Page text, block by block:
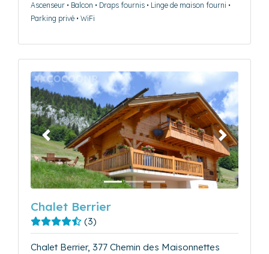
Ascenseur • Balcon • Draps fournis • Linge de maison fourni •
Parking privé • WiFi
Précédent Suivant
Chalet Berrier
(3)
Chalet Berrier, 377 Chemin des Maisonnettes